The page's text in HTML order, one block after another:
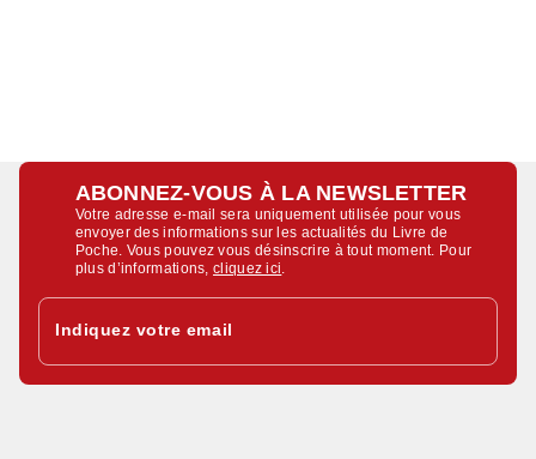
ABONNEZ-VOUS À LA NEWSLETTER
Votre adresse e-mail sera uniquement utilisée pour vous
envoyer des informations sur les actualités du Livre de
Poche. Vous pouvez vous désinscrire à tout moment. Pour
plus d’informations,cliquez ici
Indiquez votre email